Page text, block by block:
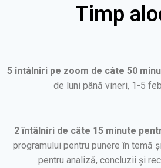
Timp
5 întâlniri pe zoom de câte 50
de luni până vineri, 1-5
2 întâlniri de câte 15 minute
programului pentru punere în temă
pentru analiză, concluzii și